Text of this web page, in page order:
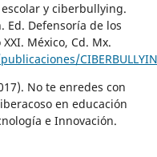
escolar y ciberbullying.
Ed. Defensoría de los
México, Cd. Mx.
No te enredes con
en educación
e Innovación.